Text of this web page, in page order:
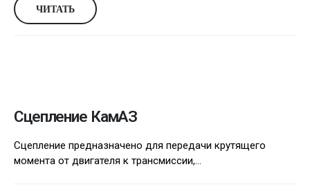
ЧИТАТЬ
Сцепление КамАЗ
Сцепление предназначено для передачи крутящего
момента от двигателя к трансмиссии,...